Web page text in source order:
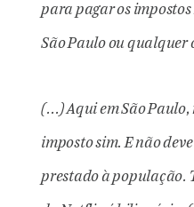
para pagar os
São Paulo ou qualquer
(…) Aqui em São Paulo,
imposto sim. E não
prestado à população.